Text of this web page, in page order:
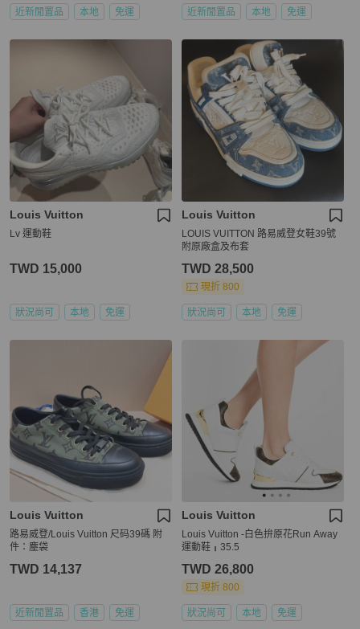
近新閒置品 本地 免運 近新閒置品 本地 免運
Louis Vuitton
Lv 運動鞋
TWD 15,000
狀況尚可 本地 免運
Louis Vuitton
LOUIS VUITTON 路易威登女鞋39號
附原廠盒及布套
TWD 28,500
現折 800
狀況尚可 本地 免運
Louis Vuitton
路易威登/Louis Vuitton 尺码39碼 附
件：塵袋
TWD 14,137
近新閒置品 香港 免運
Louis Vuitton
Louis Vuitton -白色拚原花Run Away
運動鞋╻35.5
TWD 26,800
現折 800
狀況尚可 本地 免運